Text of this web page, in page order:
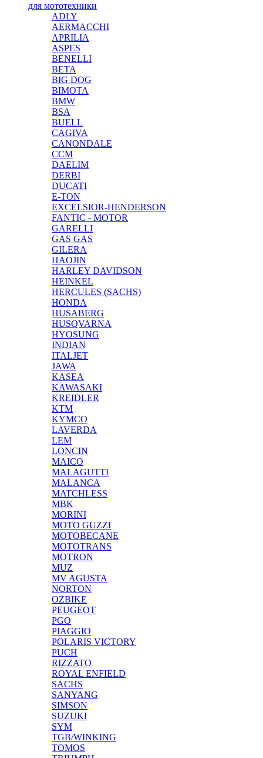
для мототехники
ADLY
AERMACCHI
APRILIA
ASPES
BENELLI
BETA
BIG DOG
BIMOTA
BMW
BSA
BUELL
CAGIVA
CANONDALE
CCM
DAELIM
DERBI
DUCATI
E-TON
EXCELSIOR-HENDERSON
FANTIC - MOTOR
GARELLI
GAS GAS
GILERA
HAOJIN
HARLEY DAVIDSON
HEINKEL
HERCULES (SACHS)
HONDA
HUSABERG
HUSQVARNA
HYOSUNG
INDIAN
ITALJET
JAWA
KASEA
KAWASAKI
KREIDLER
KTM
KYMCO
LAVERDA
LEM
LONCIN
MAICO
MALAGUTTI
MALANCA
MATCHLESS
MBK
MORINI
MOTO GUZZI
MOTOBECANE
MOTOTRANS
MOTRON
MUZ
MV AGUSTA
NORTON
OZBIKE
PEUGEOT
PGO
PIAGGIO
POLARIS VICTORY
PUCH
RIZZATO
ROYAL ENFIELD
SACHS
SANYANG
SIMSON
SUZUKI
SYM
TGB/WINKING
TOMOS